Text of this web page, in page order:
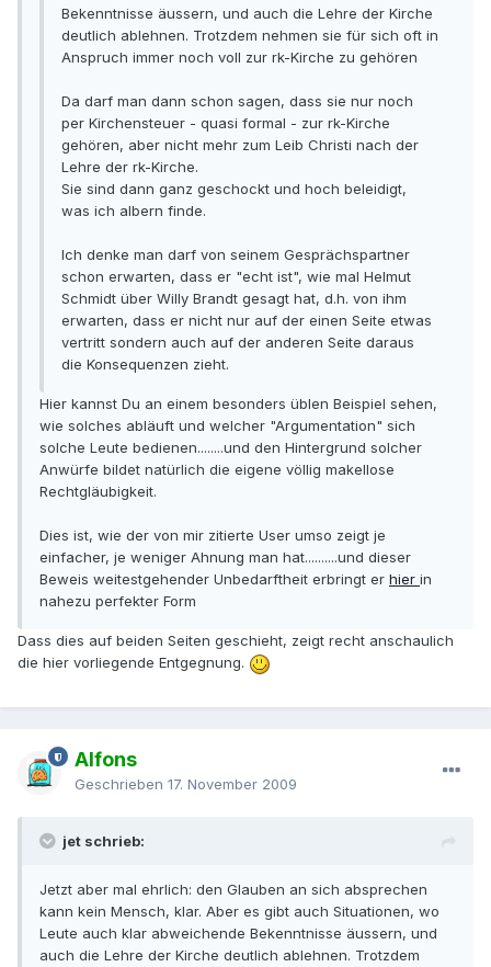
Bekenntnisse äussern, und auch die Lehre der Kirche
deutlich ablehnen. Trotzdem nehmen sie für sich oft in
Anspruch immer noch voll zur rk-Kirche zu gehören
Da darf man dann schon sagen, dass sie nur noch
per Kirchensteuer - quasi formal - zur rk-Kirche
gehören, aber nicht mehr zum Leib Christi nach der
Lehre der rk-Kirche.
Sie sind dann ganz geschockt und hoch beleidigt,
was ich albern finde.
Ich denke man darf von seinem Gesprächspartner
schon erwarten, dass er "echt ist", wie mal Helmut
Schmidt über Willy Brandt gesagt hat, d.h. von ihm
erwarten, dass er nicht nur auf der einen Seite etwas
vertritt sondern auch auf der anderen Seite daraus
die Konsequenzen zieht.
Hier kannst Du an einem besonders üblen Beispiel sehen,
wie solches abläuft und welcher "Argumentation" sich
solche Leute bedienen........und den Hintergrund solcher
Anwürfe bildet natürlich die eigene völlig makellose
Rechtgläubigkeit.
Dies ist, wie der von mir zitierte User umso zeigt je
einfacher, je weniger Ahnung man hat..........und dieser
Beweis weitestgehender Unbedarftheit erbringt er hier in
nahezu perfekter Form
Dass dies auf beiden Seiten geschieht, zeigt recht anschaulich
die hier vorliegende Entgegnung.
Alfons
Geschrieben 17. November 2009
jet schrieb:
Jetzt aber mal ehrlich: den Glauben an sich absprechen
kann kein Mensch, klar. Aber es gibt auch Situationen, wo
Leute auch klar abweichende Bekenntnisse äussern, und
auch die Lehre der Kirche deutlich ablehnen. Trotzdem